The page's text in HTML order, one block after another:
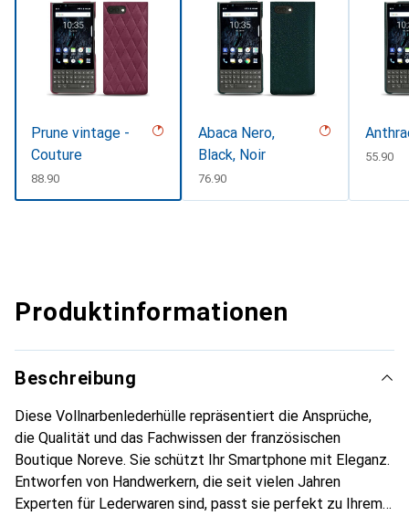
Prune vintage -
Couture
CHF
88.90
Abaca Nero,
Black, Noir
CHF
76.90
CHF
55.90
Produktinformationen
Beschreibung
Diese Vollnarbenlederhülle repräsentiert die Ansprüche,
die Qualität und das Fachwissen der französischen
Boutique Noreve. Sie schützt Ihr Smartphone mit Eleganz.
Entworfen von Handwerkern, die seit vielen Jahren
Experten für Lederwaren sind, passt sie perfekt zu Ihrem